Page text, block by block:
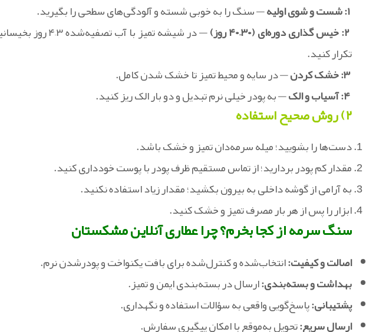
— سنگ را به‌ خوبی شسته و آلودگی‌های سطحی را بگیرید.
— در شیشه تمیز
تکرار کنید.
۳: خشک‌ کردن
— در سایه و محیط تمیز تا خشک‌ شدن کامل.
— به پودر خیلی نرم تبدیل و دو بار الک ریز کنید.
۲) روش صحیح استفاده
دست‌ها را بشویید؛ میله سرمه‌دان تمیز و خشک باشد.
مقدار کم پودر بردارید؛ از تماس مستقیم ظرف پودر با پوست خودداری کنید.
به‌ آرامی از گوشه داخلی به بیرون بکشید؛ مقدار زیاد استفاده نکنید.
ابزار را پس از هر بار مصرف تمیز و خشک کنید.
سنگ سرمه از کجا بخرم؟ چرا عطاری آنلاین مشکستان
اصالت و کیفیت:انتخاب‌شده و کنترل‌شده برای بافت یکنواخت و پودرشدن نرم.
بهداشت و بسته‌بندی:ارسال در بسته‌بندی ایمن و تمیز.
پشتیبانی:پاسخ‌گویی واقعی به سؤالات استفاده و نگهداری.
ارسال سریع:تحویل به‌موقع با امکان پیگیری سفارش.